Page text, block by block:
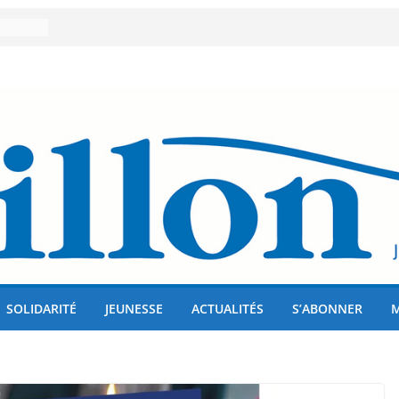
!
SOLIDARITÉ JEUNESSE ACTUALITÉS S’ABONNER